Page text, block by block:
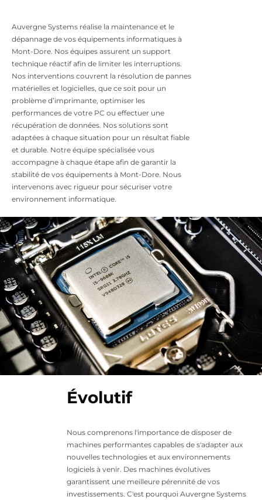
Auvergne Systems réalise la maintenance et le
dépannage de vos équipements informatiques à
Mont-Dore. Nos équipes assurent un support
technique réactif afin de limiter les interruptions.
Nos interventions couvrent la résolution de pannes
matérielles et logicielles, que ce soit pour un
problème d’imprimante, optimiser les
performances de votre PC ou effectuer une
récupération de données. Nos solutions sont
adaptées à chaque situation pour un résultat fiable
et durable. Notre équipe spécialisée vous
accompagne à chaque étape afin de garantir la
stabilité de vos équipements à Mont-Dore. Nous
intervenons avec rigueur pour sécuriser votre
environnement informatique.
Évolutif
Nous comprenons l'importance de disposer de
machines performantes capables de s'adapter aux
nouvelles technologies et aux environnements
logiciels à venir. Des machines évolutives
garantissent une meilleure pérennité de vos
investissements. C'est pourquoi Auvergne Systems